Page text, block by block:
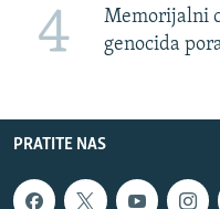
4
Memorijalni
genocida
PRATITE NAS